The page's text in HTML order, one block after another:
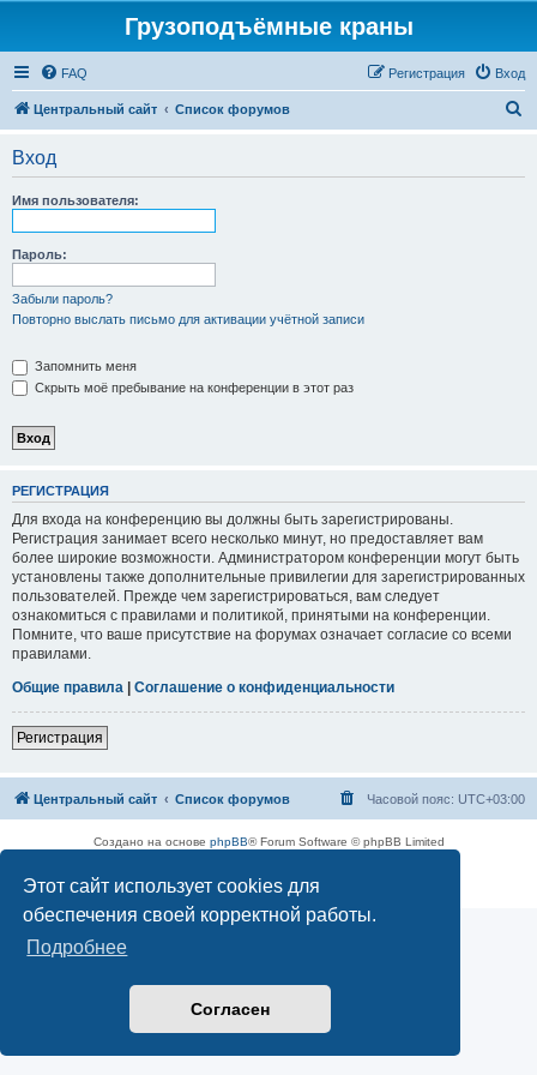
Этот сайт использует cookies для
обеспечения своей корректной работы.
Подробнее
Согласен
Грузоподъёмные краны
FAQ Вход
Регистрация
Центральный сайт Список форумов
Вход
Имя пользователя:
Пароль:
Забыли пароль?
Повторно выслать письмо для активации учётной записи
Запомнить меня
Скрыть моё пребывание на конференции в этот раз
РЕГИСТРАЦИЯ
Для входа на конференцию вы должны быть зарегистрированы.
Регистрация занимает всего несколько минут, но предоставляет вам
более широкие возможности. Администратором конференции могут быть
установлены также дополнительные привилегии для зарегистрированных
пользователей. Прежде чем зарегистрироваться, вам следует
ознакомиться с правилами и политикой, принятыми на конференции.
Помните, что ваше присутствие на форумах означает согласие со всеми
правилами.
Общие правила | Соглашение о конфиденциальности
Регистрация
Центральный сайт Список форумов Часовой пояс: UTC+03:00
Создано на основе phpBB® Forum Software © phpBB Limited
Конфиденциальность|Правила